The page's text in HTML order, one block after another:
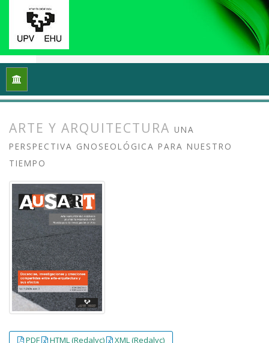
Inicio
ARTE Y ARQUITECTURA UNA
PERSPECTIVA GNOSEOLÓGICA PARA NUESTRO
TIEMPO
PDF HTML (Redalyc) XML (Redalyc)